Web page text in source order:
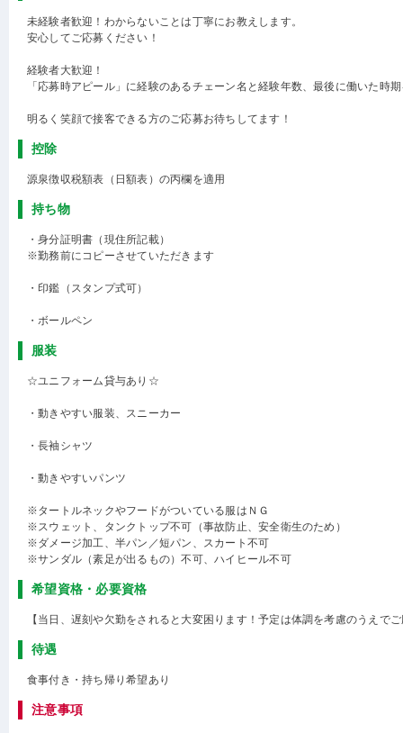
未経験者歓迎！わからないことは丁寧にお教えします。
安心してご応募ください！
経験者大歓迎！
「応募時アピール」に経験のあるチェーン名と経験年数、最後に働いた時
明るく笑顔で接客できる方のご応募お待ちしてます！
控除
源泉徴収税額表（日額表）の丙欄を適用
持ち物
・身分証明書（現住所記載）
※勤務前にコピーさせていただきます
・印鑑（スタンプ式可）
・ボールペン
服装
☆ユニフォーム貸与あり☆
・動きやすい服装、スニーカー
・長袖シャツ
・動きやすいパンツ
※タートルネックやフードがついている服はＮＧ
※スウェット、タンクトップ不可（事故防止、安全衛生のため）
※ダメージ加工、半パン／短パン、スカート不可
※サンダル（素足が出るもの）不可、ハイヒール不可
希望資格・必要資格
【当日、遅刻や欠勤をされると大変困ります！予定は体調を考慮のうえで
待遇
食事付き・持ち帰り希望あり
注意事項